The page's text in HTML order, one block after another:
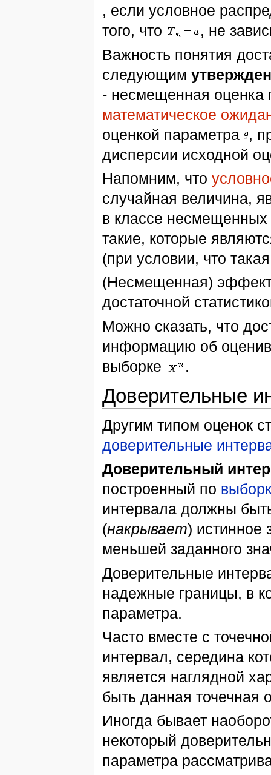
, если условное
того, что
, не
Важность понятия
следующим
- несмещенная оценка
математическое
оценкой параметра
,
дисперсии исходной
Напомним, что
случайная величина,
в классе несмещенных
такие, которые
(при условии, что
(Несмещенная)
достаточной
Можно сказать, что
информацию об
выборке
.
Доверительные
Другим типом оценок
доверительные
Доверительный
построенный по
интервала должны
(накрывает) истинное
меньшей заданного
Доверительные
надежные границы, в
параметра.
Часто вместе с
интервал, середина
является наглядной
быть данная точечная
Иногда бывает
некоторый
параметра